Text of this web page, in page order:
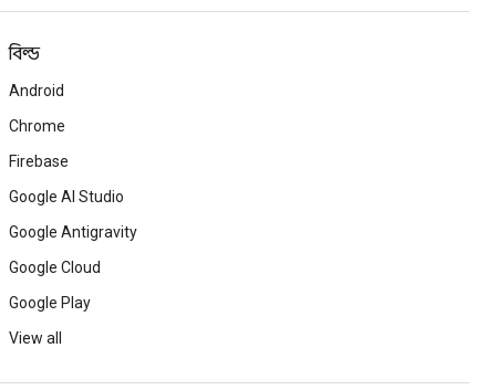
বিল্ড
Android
Chrome
Firebase
Google AI Studio
Google Antigravity
Google Cloud
Google Play
View all